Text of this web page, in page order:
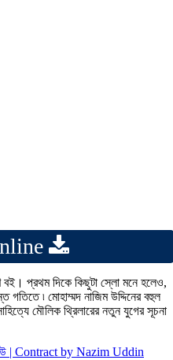
বই। প্রথম দিকে কিছুটা স্লো মনে হলেও,
গতিতে ৷ মোহাম্মদ নাজিম উদ্দিনের বহুল
মৌলিক থ্রিলারের নতুন যুগের সূচনা
| Contract by Nazim Uddin